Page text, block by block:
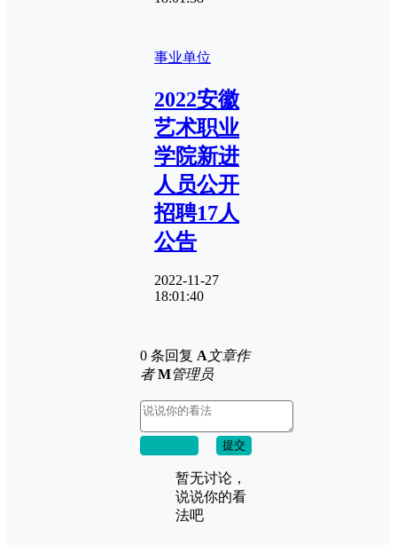
事业单位
2022安徽
艺术职业
学院新进
人员公开
招聘17人
公告
2022-11-27
18:01:40
0 条回复 A文章作
者 M管理员
提交
暂无讨论，
说说你的看
法吧